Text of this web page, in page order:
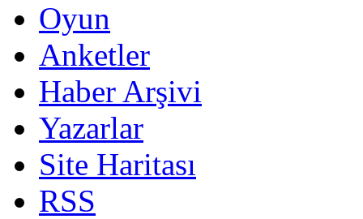
Oyun
Anketler
Haber Arşivi
Yazarlar
Site Haritası
RSS